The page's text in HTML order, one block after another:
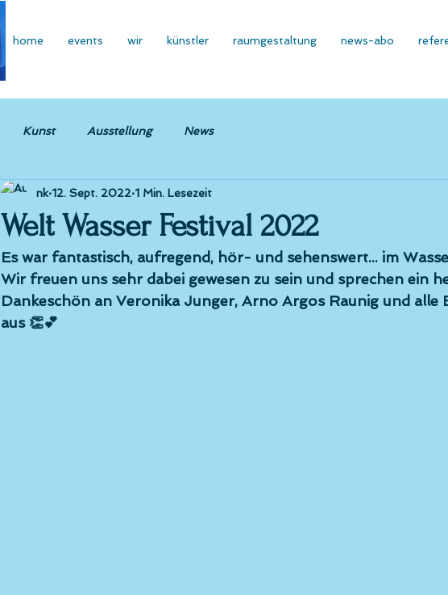
home events wir künstler raumgestaltung news-abo
Kunst Ausstellung News
Welt Wasser Festival 2022
nk 12. Sept. 2022 1 Min. Lesezeit
Es war fantastisch, aufregend, hör- und sehenswert... im
Wir freuen uns sehr dabei gewesen zu sein und sprechen ein
Dankeschön an Veronika Junger, Arno Argos Raunig und alle
aus 👏💕